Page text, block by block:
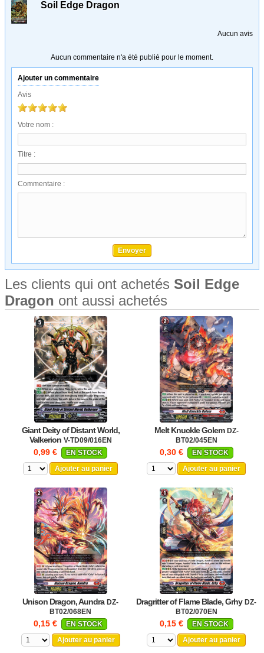
Soil Edge Dragon
Aucun avis
Aucun commentaire n'a été publié pour le moment.
Ajouter un commentaire
Avis
Votre nom :
Titre :
Commentaire :
Les clients qui ont achetés Soil Edge
Dragon ont aussi achetés
Giant Deity of Distant World,
Valkerion V-TD09/016EN
0,99 €
EN STOCK
Ajouter au panier
Melt Knuckle Golem DZ-
BT02/045EN
0,30 €
EN STOCK
Ajouter au panier
Unison Dragon, Aundra DZ-
BT02/068EN
0,15 €
EN STOCK
Ajouter au panier
Dragritter of Flame Blade, Grhy DZ-
BT02/070EN
0,15 €
EN STOCK
Ajouter au panier